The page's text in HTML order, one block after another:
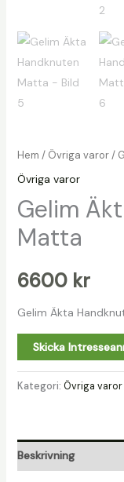
Hem / Övriga varor/
Övriga varor
Gelim
Matta
6600 kr
Gelim Äkta
Skicka
Kategori: Övriga varor
Beskrivning